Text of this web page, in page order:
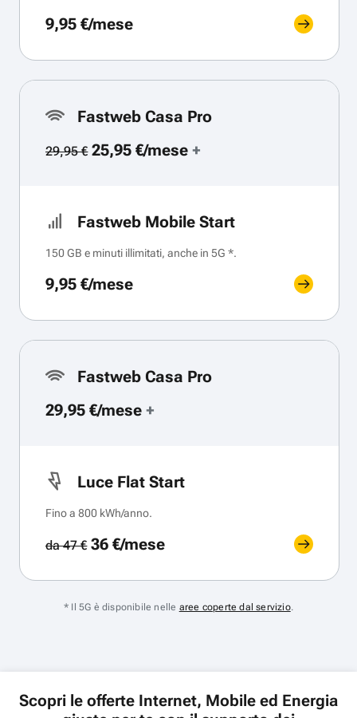
9,95 €/mese
Fastweb Casa Pro
29,95 €25,95 €/mese+
Fastweb Mobile Start
150 GB e minuti illimitati, anche in 5G *.
9,95 €/mese
Fastweb Casa Pro
29,95 €/mese +
Luce Flat Start
Fino a 800 kWh/anno.
da 47 €36 €/mese
* Il 5G è disponibile nelle aree coperte dal servizio.
Scopri le offerte Internet, Mobile ed Energia